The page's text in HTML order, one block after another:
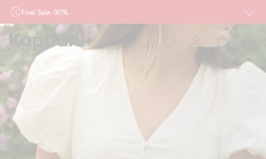
Final Sale -30%
Ważne przy zakupie min. 2 sztuk produktów włączonych w ofertę, również z
działu outlet do 10.8 w sklepach Kappahl i Newbie oraz na kappahl.com. Ofert
Kobieta
Niemowlę
Newbie